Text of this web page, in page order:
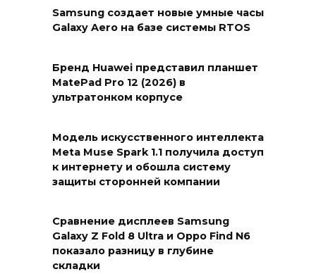
Samsung создает новые умные часы
Galaxy Aero на базе системы RTOS
Бренд Huawei представил планшет
MatePad Pro 12 (2026) в
ультратонком корпусе
Модель искусственного интеллекта
Meta Muse Spark 1.1 получила доступ
к интернету и обошла систему
защиты сторонней компании
Сравнение дисплеев Samsung
Galaxy Z Fold 8 Ultra и Oppo Find N6
показало разницу в глубине
складки